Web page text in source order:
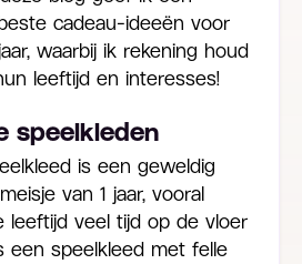
cadeau-ideeën voor
waarbij ik rekening houd
leeftijd en interesses!
speelkleden
is een geweldig
van 1 jaar, vooral
leeftijd veel tijd op de vloer
een speelkleed met felle